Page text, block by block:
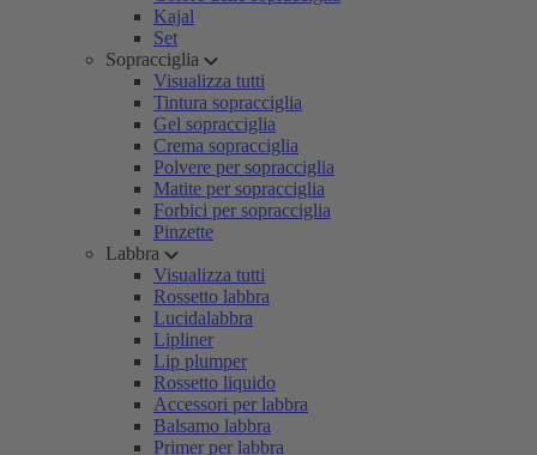
Kajal
Set
Sopracciglia
Visualizza tutti
Tintura sopracciglia
Gel sopracciglia
Crema sopracciglia
Polvere per sopracciglia
Matite per sopracciglia
Forbici per sopracciglia
Pinzette
Labbra
Visualizza tutti
Rossetto labbra
Lucidalabbra
Lipliner
Lip plumper
Rossetto liquido
Accessori per labbra
Balsamo labbra
Primer per labbra